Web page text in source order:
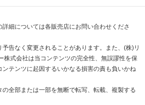
細については各販売店にお問い合わせくださ
告なく変更されることがあります。また、(株)リ
株式会社は当コンテンツの完全性、無誤謬性を保
テンツに起因するいかなる損害の責も負いかね
全部または一部を無断で転写、転載、複製する